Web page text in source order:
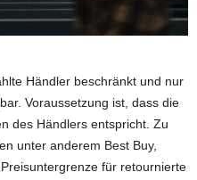
Händler beschränkt und nur
Voraussetzung ist, dass die
des Händlers entspricht. Zu
unter anderem Best Buy,
für retournierte